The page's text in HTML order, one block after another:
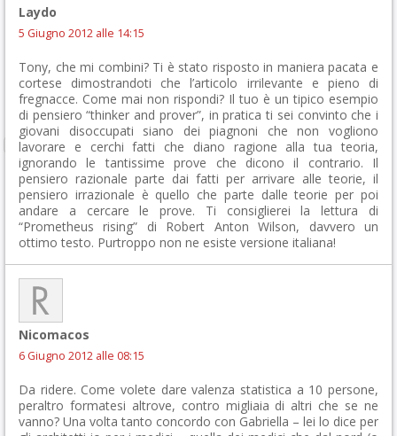
Laydo
5 Giugno 2012 alle 14:15
Tony, che mi combini? Ti è stato risposto in maniera pacata e
cortese dimostrandoti che l’articolo irrilevante e pieno di
fregnacce. Come mai non rispondi? Il tuo è un tipico esempio
di pensiero “thinker and prover”, in pratica ti sei convinto che i
giovani disoccupati siano dei piagnoni che non vogliono
lavorare e cerchi fatti che diano ragione alla tua teoria,
ignorando le tantissime prove che dicono il contrario. Il
pensiero razionale parte dai fatti per arrivare alle teorie, il
pensiero irrazionale è quello che parte dalle teorie per poi
andare a cercare le prove. Ti consiglierei la lettura di
“Prometheus rising” di Robert Anton Wilson, davvero un
ottimo testo. Purtroppo non ne esiste versione italiana!
Nicomacos
6 Giugno 2012 alle 08:15
Da ridere. Come volete dare valenza statistica a 10 persone,
peraltro formatesi altrove, contro migliaia di altri che se ne
vanno? Una volta tanto concordo con Gabriella – lei lo dice per